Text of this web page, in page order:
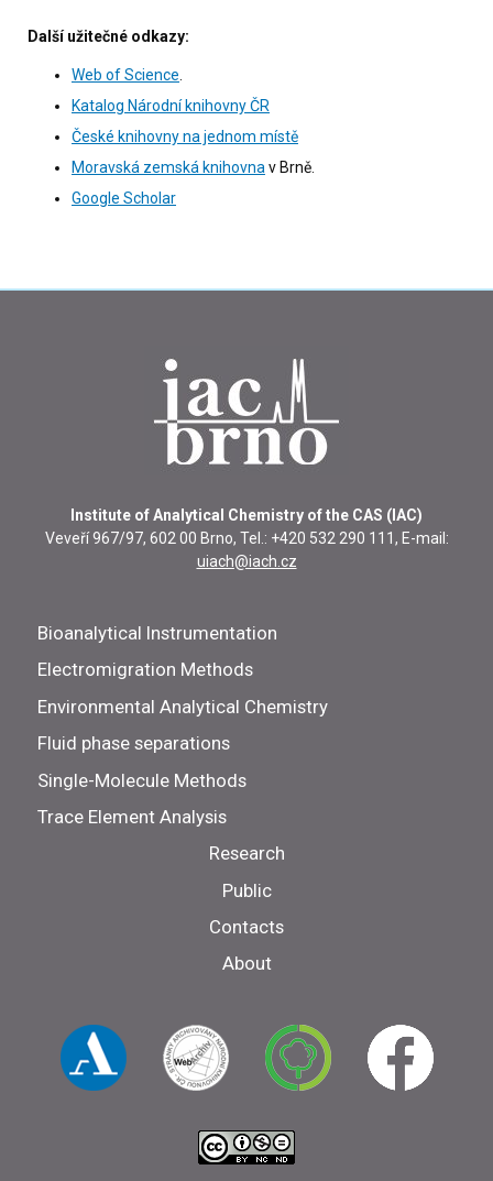
Další užitečné odkazy:
Web of Science
Katalog Národní knihovny ČR
České knihovny na jednom místě
Moravská zemská knihovna v Brně.
Google Scholar
Institute of Analytical Chemistry of the CAS (IAC)
Veveří 967/97, 602 00 Brno, Tel.: +420 532 290 111, E-mail:
uiach@iach.cz
Bioanalytical Instrumentation
Electromigration Methods
Environmental Analytical Chemistry
Fluid phase separations
Single-Molecule Methods
Trace Element Analysis
Research
Public
Contacts
About